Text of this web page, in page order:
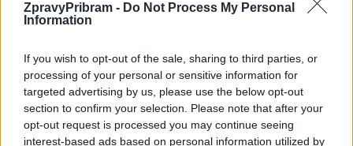
ZpravyPribram - Do Not Process My Personal
Information
If you wish to opt-out of the sale, sharing to third parties, or
processing of your personal or sensitive information for
targeted advertising by us, please use the below opt-out
section to confirm your selection. Please note that after your
opt-out request is processed you may continue seeing
interest-based ads based on personal information utilized by
Co se týkádrogové trestné činnosti, kriminalistům se podařilo
během loňského roku
problematice je věnována velká pozornost, protože je úzce
spojena s majetkovou trestnou činností.
Častými případy, které policisté museli řešit, bylo: 161x